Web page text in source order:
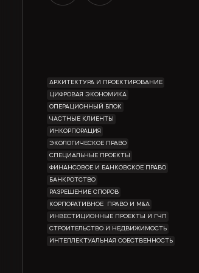
АРХИТЕКТУРА И ПРОЕКТИРОВАНИЕ
ЦИФРОВАЯ ЭКОНОМИКА
ОПЕРАЦИОННЫЙ БЛОК
ЧАСТНЫЕ КЛИЕНТЫ
ИНКОРПОРАЦИЯ
ЭКОЛОГИЧЕСКОЕ ПРАВО
СПЕЦИАЛЬНЫЕ ПРОЕКТЫ
ФИНАНСОВОЕ И БАНКОВСКОЕ ПРАВО
БАНКРОТСТВО
РАЗРЕШЕНИЕ СПОРОВ
КОРПОРАТИВНОЕ ПРАВО И M&A
ИНВЕСТИЦИОННЫЕ ПРОЕКТЫ И ГЧП
СТРОИТЕЛЬСТВО И НЕДВИЖИМОСТЬ
ИНТЕЛЛЕКТУАЛЬНАЯ СОБСТВЕННОСТЬ